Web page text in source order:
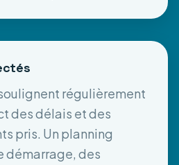
régulièrement
des délais et des
pris. Un planning
démarrage, des